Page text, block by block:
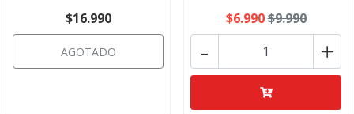
$16.990
AGOTADO
$6.990$9.990
+
-